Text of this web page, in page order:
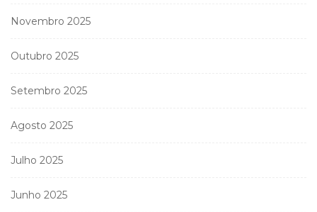
Novembro 2025
Outubro 2025
Setembro 2025
Agosto 2025
Julho 2025
Junho 2025